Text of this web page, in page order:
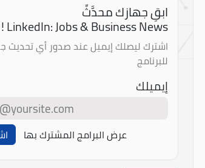
ابقِ جهازك محدَّثً
LinkedIn: Jobs & Business News !
اشترك ليصلك إيميل عند صدور أي تحديث
للبرنامج
إيميلك
عرض البرامج المشترك بها